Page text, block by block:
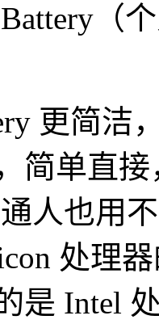
（
更简洁
简单直
人也用
处理
是 Intel